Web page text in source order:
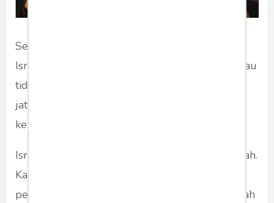
Sedangkan, ketika drone Hassan menyatroni
Israel, sistem senjata iron dome melempem atau
tidak bisa menembak jatuh seperti menembak
jatuh roket-roket yang ditembakkan oleh
kelompok Hammas Palestina.
Israel tidak mencari gara-gara dengan Hizbullah.
Karena salah sedikit perhitungan bisa mematik
peperangan yang bukan saja, Israel vs Hizbullah